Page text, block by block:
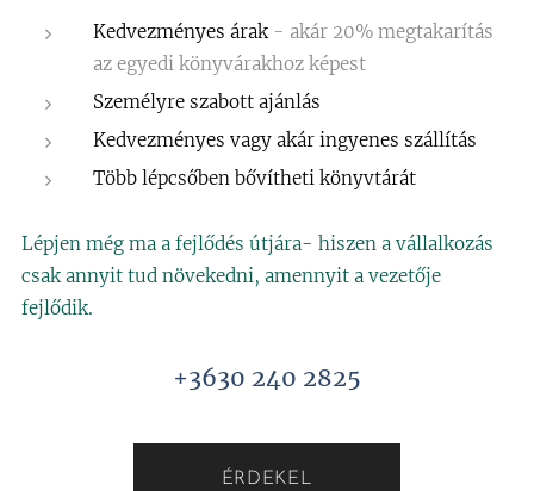
Kedvezményes árak- akár 20% megtakarítás
az egyedi könyvárakhoz képest
Személyre szabott ajánlás
Kedvezményes vagy akár ingyenes szállítás
Több lépcsőben bővítheti könyvtárát
Lépjen még ma a fejlődés útjára- hiszen a vállalkozás
csak annyit tud növekedni, amennyit a vezetője
fejlődik.
+3630 240 2825
ÉRDEKEL